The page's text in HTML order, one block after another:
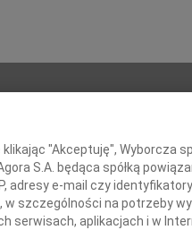
Imię i
"Akceptuję", Wyborcza
S.A. będąca spółką
adresy e-mail czy
szczególności na potrzeby
serwisach, aplikacjach i w